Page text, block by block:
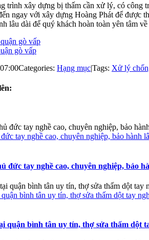
trình xây dựng bị thấm cần xử lý, có công
ngay với xây dựng Hoàng Phát để được
lâu dài để quý khách hoàn toàn yên tâm
gò vấp
gò vấp
Categories: Hạng mục|Tags: Xử lý
tay nghề cao, chuyên nghiệp, bảo hành
đức tay nghề cao, chuyên nghiệp, bảo
bình tân uy tín, thợ sửa thấm dột tay
quận bình tân uy tín, thợ sửa thấm dột